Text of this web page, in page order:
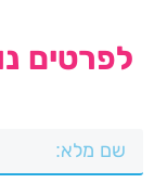
לפרטים